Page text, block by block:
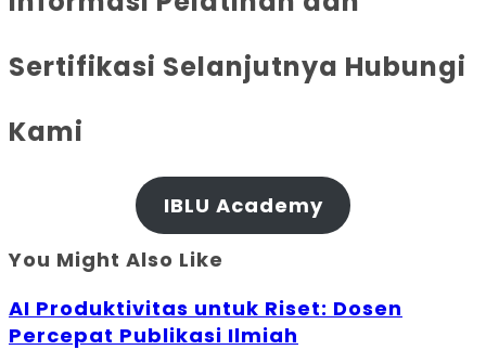
Sertifikasi Selanjutnya Hubungi
Kami
IBLU Academy
You Might Also Like
AI Produktivitas untuk Riset: Dosen
Percepat Publikasi Ilmiah